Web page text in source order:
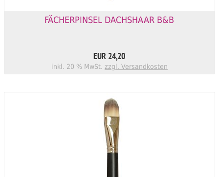
FÄCHERPINSEL DACHSHAAR B&B
EUR 24,20
inkl. 20 % MwSt. zzgl. Versandkosten